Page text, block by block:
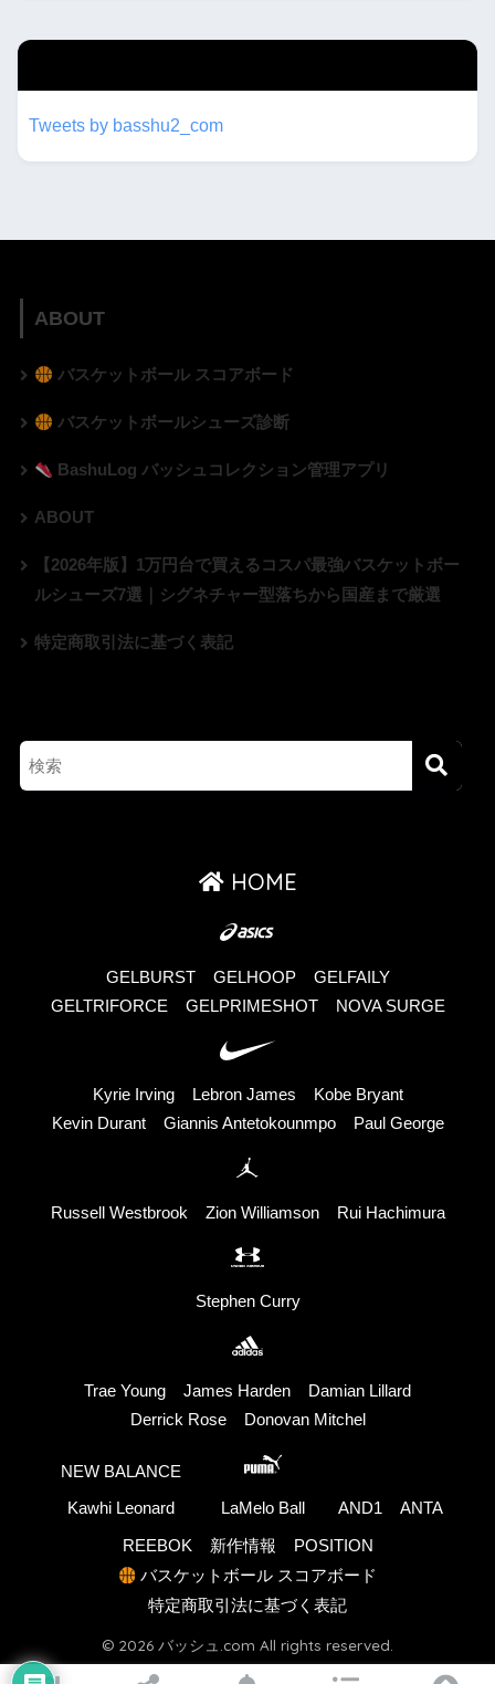
Tweets by basshu2_com
ABOUT
バスケットボール スコアボード
バスケットボールシューズ診断
BashuLog バッシュコレクション管理アプリ
ABOUT
【2026年版】1万円台で買えるコスパ最強バスケットボー
ルシューズ7選｜シグネチャー型落ちから国産まで厳選
特定商取引法に基づく表記
HOME
GELBURST GELHOOP
GELFAILY
GELTRIFORCE
GELPRIMESHOT NOVA SURGE
Kyrie Irving Lebron James
Kobe Bryant
Kevin Durant
Giannis Antetokounmpo Paul George
Russell Westbrook Zion Williamson Rui Hachimura
Stephen Curry
Trae Young James Harden
Damian Lillard
Derrick Rose
Donovan Mitchel
NEW BALANCE
Kawhi Leonard LaMelo Ball AND1 ANTA
REEBOK 新作情報
POSITION
バスケットボール スコアボード
特定商取引法に基づく表記
© 2026 バッシュ.com All rights reserved.